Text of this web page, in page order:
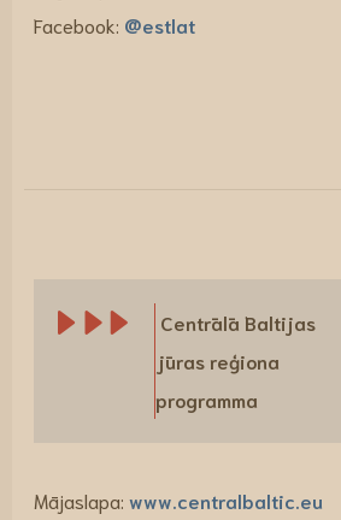
Facebook: @estlat
Centrālā Baltijas
jūras reģiona
programma
Mājaslapa: www.centralbaltic.eu